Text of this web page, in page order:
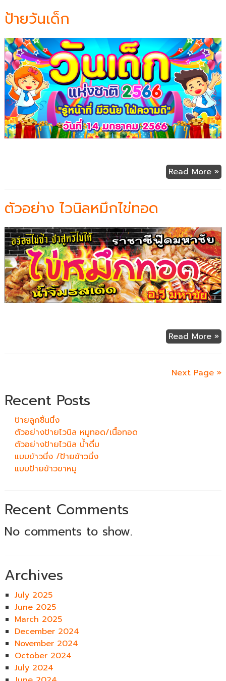
ป้ายวันเด็ก
Read More »
ตัวอย่าง ไวนิลหมึกไข่ทอด
Read More »
Next Page »
Recent Posts
ป้ายลูกชิ้นนึ่ง
ตัวอย่างป้ายไวนิล หมูทอด/เนื้อทอด
ตัวอย่างป้ายไวนิล น้ำดื่ม
แบบข้าวนึ่ง /ป้ายข้าวนึ่ง
แบบป้ายข้าวขาหมู
Recent Comments
No comments to show.
Archives
July 2025
June 2025
March 2025
December 2024
November 2024
October 2024
July 2024